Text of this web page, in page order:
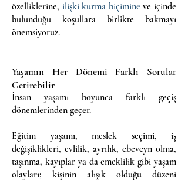
özelliklerine, ilişki kurma biçimine ve içinde
bulunduğu koşullara birlikte bakmayı
önemsiyoruz.
İnsan yaşamı boyunca farklı geçiş
dönemlerinden geçer.
Eğitim yaşamı, meslek seçimi, iş
değişiklikleri, evlilik, ayrılık, ebeveyn olma,
taşınma, kayıplar ya da emeklilik gibi yaşam
olayları; kişinin alışık olduğu düzeni
Yaşamın Her Dönemi Farklı Sorular
Getirebilir